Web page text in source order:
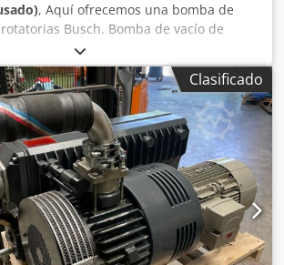
, Aquí ofrecemos una bomba de
Busch. Bomba de vacío de
Busch p 0,1 hPa (mbar) Aceite Busch VM
450 kg Tipo: RA 0040 F
Alcance del suministro: (ver imagen)
derecho a realizar modificaciones y
datos técnicos y especificaciones).
Si tiene más preguntas, estaremos
por teléfono. Puede realizar
por correo electrónico o fax.
Clasificado